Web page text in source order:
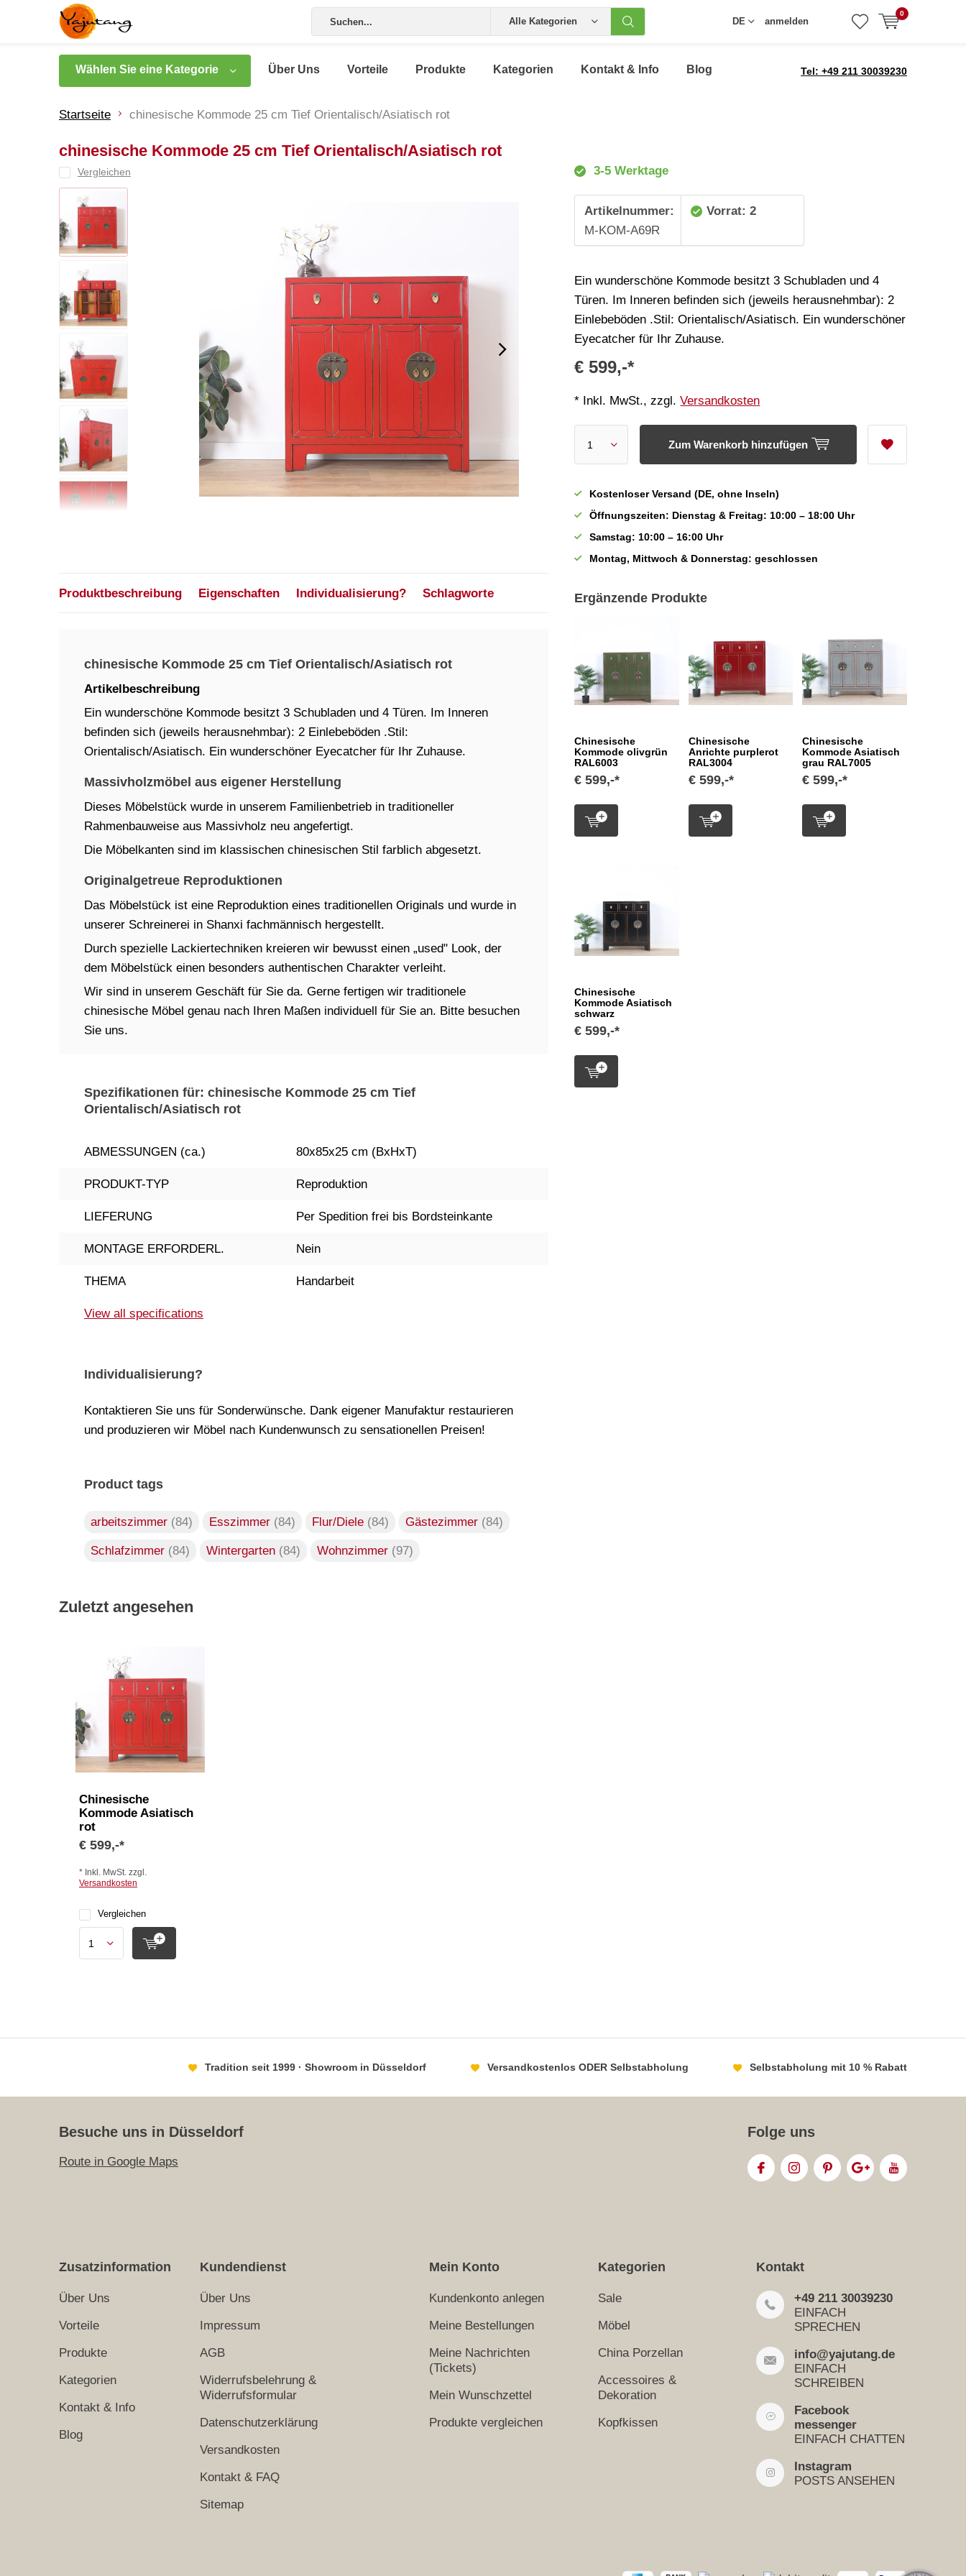
Alle Kategorien DE anmelden
0
Wählen Sie eine Kategorie Über Uns Vorteile Produkte Kategorien Kontakt & Info Blog Tel: +49 211 30039230
Startseite chinesische Kommode 25 cm Tief Orientalisch/Asiatisch rot
chinesische Kommode 25 cm Tief Orientalisch/Asiatisch rot
Vergleichen 3-5 Werktage
Artikelnummer:
M-KOM-A69R
Vorrat: 2
Ein wunderschöne Kommode besitzt 3 Schubladen und 4
Türen. Im Inneren befinden sich (jeweils herausnehmbar): 2
Einlebeböden .Stil: Orientalisch/Asiatisch. Ein wunderschöner
Eyecatcher für Ihr Zuhause.
€ 599,-*
* Inkl. MwSt., zzgl.Versandkosten
Zum Warenkorb hinzufügen
Kostenloser Versand (DE, ohne Inseln)
Öffnungszeiten: Dienstag & Freitag: 10:00 – 18:00 Uhr
Samstag: 10:00 – 16:00 Uhr
Montag, Mittwoch & Donnerstag: geschlossen
Produktbeschreibung Eigenschaften Individualisierung? Schlagworte
chinesische Kommode 25 cm Tief Orientalisch/Asiatisch rot
Artikelbeschreibung
Ein wunderschöne Kommode besitzt 3 Schubladen und 4 Türen. Im Inneren
befinden sich (jeweils herausnehmbar): 2 Einlebeböden .Stil:
Orientalisch/Asiatisch. Ein wunderschöner Eyecatcher für Ihr Zuhause.
Massivholzmöbel aus eigener Herstellung
Dieses Möbelstück wurde in unserem Familienbetrieb in traditioneller
Rahmenbauweise aus Massivholz neu angefertigt.
Die Möbelkanten sind im klassischen chinesischen Stil farblich abgesetzt.
Originalgetreue Reproduktionen
Das Möbelstück ist eine Reproduktion eines traditionellen Originals und wurde in
unserer Schreinerei in Shanxi fachmännisch hergestellt.
Durch spezielle Lackiertechniken kreieren wir bewusst einen „used" Look, der
dem Möbelstück einen besonders authentischen Charakter verleiht.
Wir sind in unserem Geschäft für Sie da. Gerne fertigen wir traditionele
chinesische Möbel genau nach Ihren Maßen individuell für Sie an. Bitte besuchen
Sie uns.
Spezifikationen für: chinesische Kommode 25 cm Tief
Orientalisch/Asiatisch rot
ABMESSUNGEN (ca.) 80x85x25 cm (BxHxT)
PRODUKT-TYP Reproduktion
LIEFERUNG Per Spedition frei bis Bordsteinkante
MONTAGE ERFORDERL. Nein
THEMA Handarbeit
View all specifications
Individualisierung?
Kontaktieren Sie uns für Sonderwünsche. Dank eigener Manufaktur restaurieren
und produzieren wir Möbel nach Kundenwunsch zu sensationellen Preisen!
Product tags
arbeitszimmer (84) Esszimmer (84) Flur/Diele (84) Gästezimmer (84)
Schlafzimmer (84) Wintergarten (84) Wohnzimmer (97)
Ergänzende Produkte
Chinesische
Kommode olivgrün
RAL6003
€ 599,-*
Chinesische
Anrichte purplerot
RAL3004
€ 599,-*
Chinesische
Kommode Asiatisch
grau RAL7005
€ 599,-*
Chinesische
Kommode Asiatisch
schwarz
€ 599,-*
Zuletzt angesehen
Chinesische
Kommode Asiatisch
rot
€ 599,-*
* Inkl. MwSt. zzgl.
Versandkosten
Vergleichen
Tradition seit 1999 · Showroom in Düsseldorf Versandkostenlos ODER Selbstabholung Selbstabholung mit 10 % Rabatt
Besuche uns in Düsseldorf
Route in Google Maps
Folge uns
Zusatzinformation
Über Uns
Vorteile
Produkte
Kategorien
Kontakt & Info
Blog
Kundendienst
Über Uns
Impressum
AGB
Widerrufsbelehrung &
Widerrufsformular
Datenschutzerklärung
Versandkosten
Kontakt & FAQ
Sitemap
Mein Konto
Kundenkonto anlegen
Meine Bestellungen
Meine Nachrichten
(Tickets)
Mein Wunschzettel
Produkte vergleichen
Kategorien
Sale
Möbel
China Porzellan
Accessoires &
Dekoration
Kopfkissen
Kontakt
+49 211 30039230
EINFACH
SPRECHEN
info@yajutang.de
EINFACH
SCHREIBEN
Facebook
messenger
EINFACH CHATTEN
Instagram
POSTS ANSEHEN